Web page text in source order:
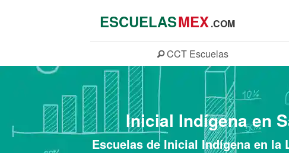
ESCUELASMEX.COM
CCT Escuelas
Inicial Indígena en
Escuelas de Inicial Indígena en la